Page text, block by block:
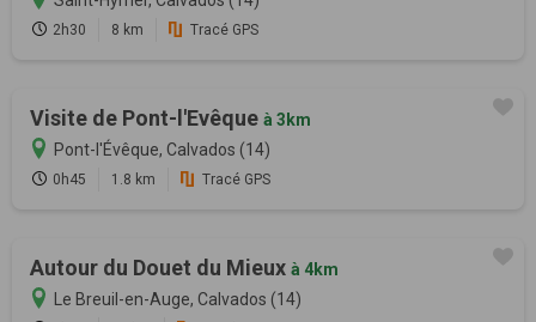
2h30 8 km Tracé GPS
Visite de Pont-l'Evêque à 3km
Pont-l'Évêque, Calvados (14)
0h45 1.8 km Tracé GPS
Autour du Douet du Mieux à 4km
Le Breuil-en-Auge, Calvados (14)